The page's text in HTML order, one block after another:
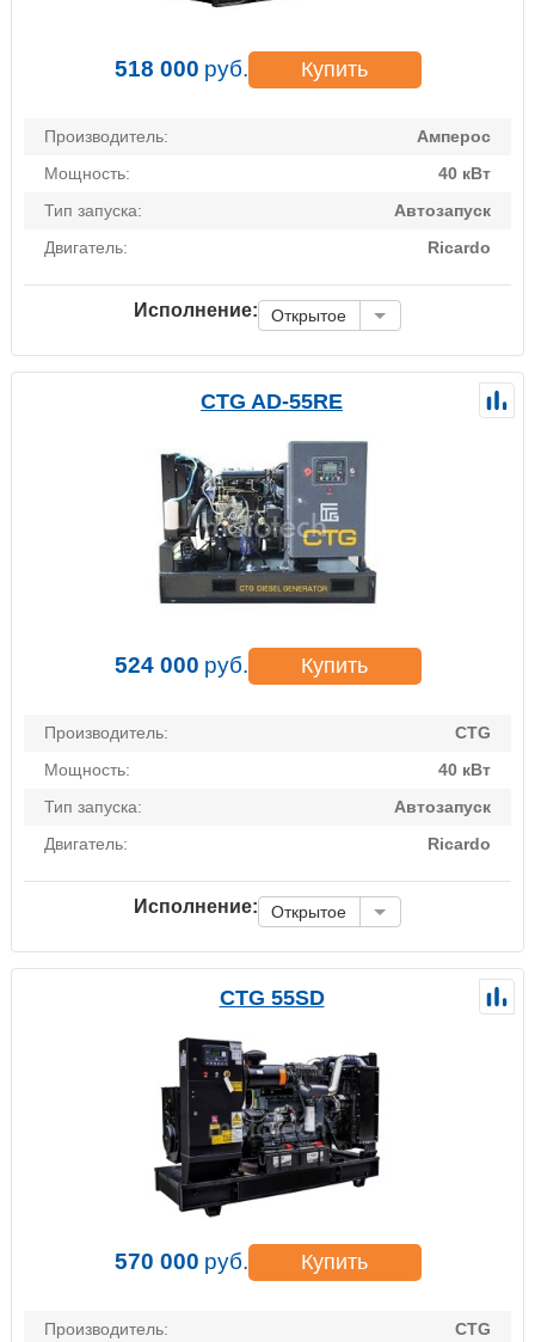
518 000 руб. Купить
Производитель:
Амперос
Мощность:
40 кВт
Тип запуска:
Автозапуск
Двигатель:
Ricardo
Исполнение: Открытое
CTG AD-55RE
524 000 руб. Купить
Производитель:
CTG
Мощность:
40 кВт
Тип запуска:
Автозапуск
Двигатель:
Ricardo
Исполнение: Открытое
CTG 55SD
570 000 руб. Купить
Производитель:
CTG